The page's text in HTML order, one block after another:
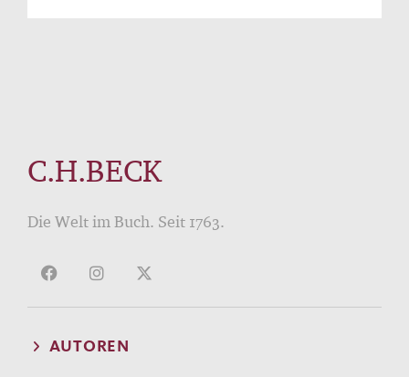
C.H.BECK
Die Welt im Buch. Seit 1763.
AUTOREN